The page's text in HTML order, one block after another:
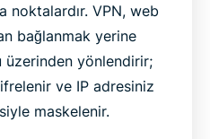
noktalardır. VPN, web
bağlanmak yerine
yönlendirir;
ve IP adresiniz
maskelenir.